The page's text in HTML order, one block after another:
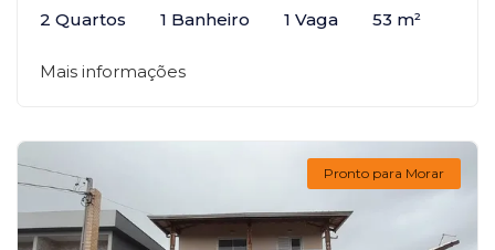
2 Quartos 1 Banheiro 1 Vaga 53 m²
Mais informações
Pronto para Morar